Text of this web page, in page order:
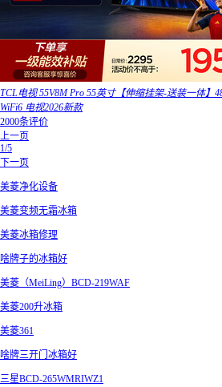
TCL电视 55V8M Pro 55英寸【伸缩挂架-送装一体】
WiFi6 电视2026新款
2000条评价
上一页
1/5
下一页
美菱净化设备
美菱变频无霜冰箱
美菱冰箱修理
啥牌子的冰箱好
美菱（MeiLing）BCD-219WAF
美菱200升冰箱
美菱361
啥牌三开门冰箱好
三星BCD-265WMRIWZ1